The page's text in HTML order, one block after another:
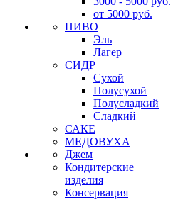
от 5000 руб.
ПИВО
Эль
Лагер
СИДР
Сухой
Полусухой
Полусладкий
Сладкий
САКЕ
МЕДОВУХА
Джем
Кондитерские
изделия
Консервация